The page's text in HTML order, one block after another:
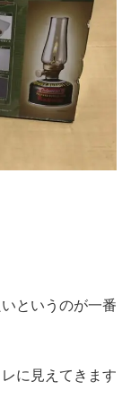
というのが一番
に見えてきます